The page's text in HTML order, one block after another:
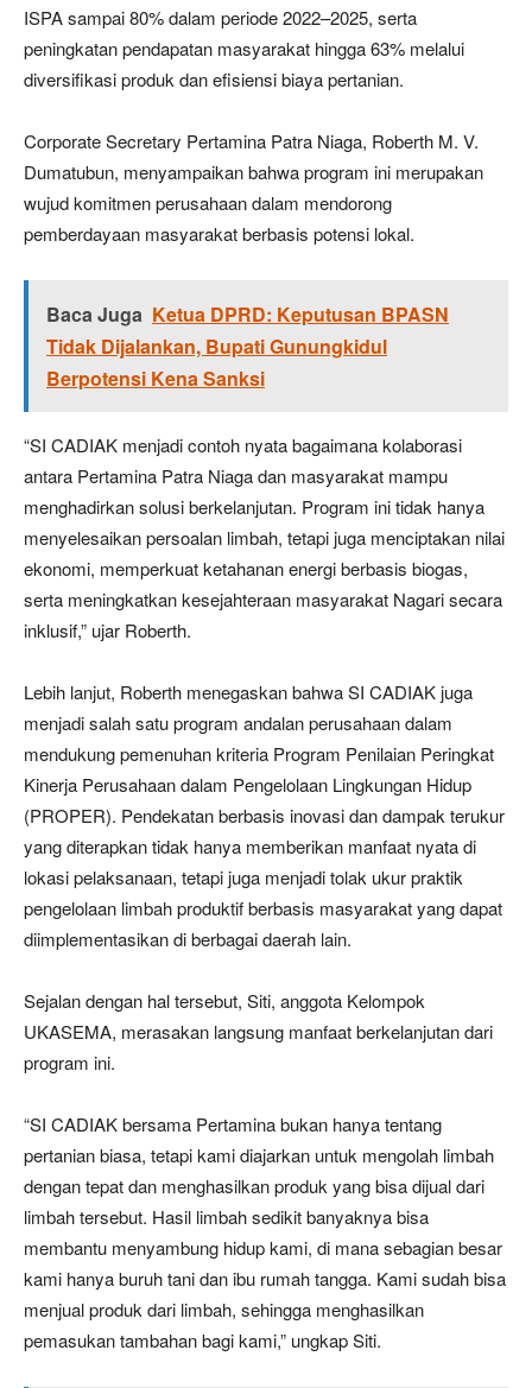
ISPA sampai 80% dalam periode 2022–2025, serta
peningkatan pendapatan masyarakat hingga 63% melalui
diversifikasi produk dan efisiensi biaya pertanian.
Corporate Secretary Pertamina Patra Niaga, Roberth M. V.
Dumatubun, menyampaikan bahwa program ini merupakan
wujud komitmen perusahaan dalam mendorong
pemberdayaan masyarakat berbasis potensi lokal.
Baca Juga Ketua DPRD: Keputusan BPASN
Tidak Dijalankan, Bupati Gunungkidul
Berpotensi Kena Sanksi
“SI CADIAK menjadi contoh nyata bagaimana kolaborasi
antara Pertamina Patra Niaga dan masyarakat mampu
menghadirkan solusi berkelanjutan. Program ini tidak hanya
menyelesaikan persoalan limbah, tetapi juga menciptakan nilai
ekonomi, memperkuat ketahanan energi berbasis biogas,
serta meningkatkan kesejahteraan masyarakat Nagari secara
inklusif,” ujar Roberth.
Lebih lanjut, Roberth menegaskan bahwa SI CADIAK juga
menjadi salah satu program andalan perusahaan dalam
mendukung pemenuhan kriteria Program Penilaian Peringkat
Kinerja Perusahaan dalam Pengelolaan Lingkungan Hidup
(PROPER). Pendekatan berbasis inovasi dan dampak terukur
yang diterapkan tidak hanya memberikan manfaat nyata di
lokasi pelaksanaan, tetapi juga menjadi tolak ukur praktik
pengelolaan limbah produktif berbasis masyarakat yang dapat
diimplementasikan di berbagai daerah lain.
Sejalan dengan hal tersebut, Siti, anggota Kelompok
UKASEMA, merasakan langsung manfaat berkelanjutan dari
program ini.
“SI CADIAK bersama Pertamina bukan hanya tentang
pertanian biasa, tetapi kami diajarkan untuk mengolah limbah
dengan tepat dan menghasilkan produk yang bisa dijual dari
limbah tersebut. Hasil limbah sedikit banyaknya bisa
membantu menyambung hidup kami, di mana sebagian besar
kami hanya buruh tani dan ibu rumah tangga. Kami sudah bisa
menjual produk dari limbah, sehingga menghasilkan
pemasukan tambahan bagi kami,” ungkap Siti.